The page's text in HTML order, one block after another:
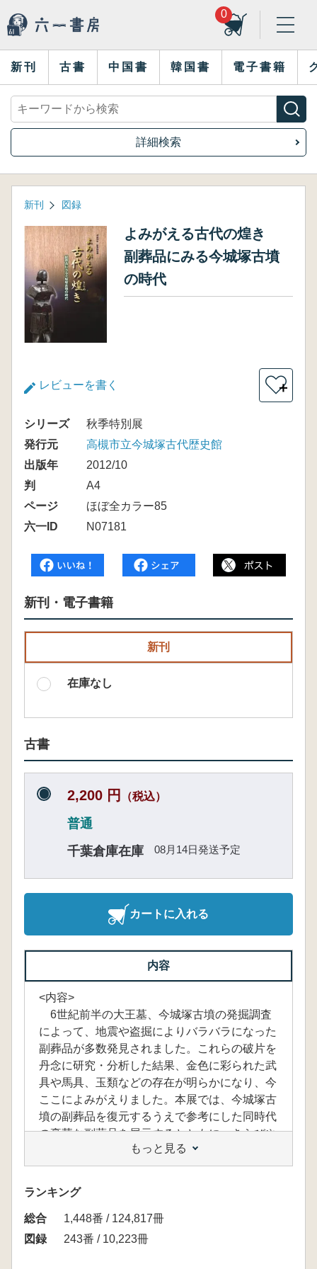
0
新刊 古書 中国書 韓国書 電子書籍
詳細検索
新刊 図録
よみがえる古代の煌き
副葬品にみる今城塚古墳
の時代
レビューを書く ＋
シリーズ
秋季特別展
発行元
高槻市立今城塚古代歴史館
出版年
2012/10
判
A4
ページ
ほぼ全カラー85
六一ID
N07181
新刊・電子書籍
新刊
在庫なし
古書
2,200 円 （税込）
普通
千葉倉庫在庫
08月14日発送予定
カートに入れる
内容
<内容>
6世紀前半の大王墓、今城塚古墳の発掘調査
によって、地震や盗掘によりバラバラになった
副葬品が多数発見されました。これらの破片を
丹念に研究・分析した結果、金色に彩られた武
具や馬具、玉類などの存在が明らかになり、今
ここによみがえりました。本展では、今城塚古
墳の副葬品を復元するうえで参考にした同時代
の豪華な副葬品を展示するとともに、きらびや
かな品々からうかがえる交流の歴史や金工文化
にもせまります。(発行元案内文を転載)
<目次>
1 今城塚古墳の副葬品
コラム 馬具の復元製作
コラム 甲冑の復元製作
もっと見る
ランキング
総合
1,448番 / 124,817冊
図録
243番 / 10,223冊